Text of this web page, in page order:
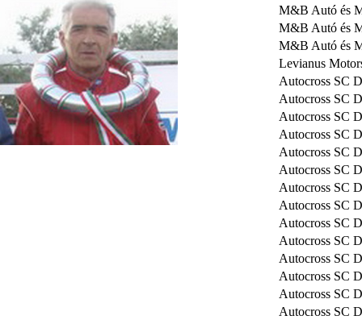
M&B Autó és
M&B Autó és
M&B Autó és
Levianus
Autocross SC
Autocross SC
Autocross SC
Autocross SC
Autocross SC
Autocross SC
Autocross SC
Autocross SC
Autocross SC
Autocross SC
Autocross SC
Autocross SC
Autocross SC
Autocross SC